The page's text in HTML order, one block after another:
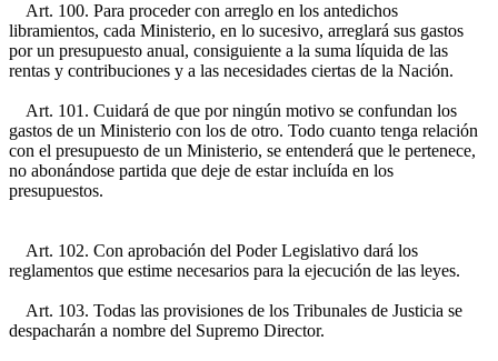
Art. 100. Para proceder con arreglo en los antedichos
libramientos, cada Ministerio, en lo sucesivo, arreglará sus gastos
por un presupuesto anual, consiguiente a la suma líquida de las
rentas y contribuciones y a las necesidades ciertas de la Nación.
Art. 101. Cuidará de que por ningún motivo se confundan los
gastos de un Ministerio con los de otro. Todo cuanto tenga relación
con el presupuesto de un Ministerio, se entenderá que le pertenece,
no abonándose partida que deje de estar incluída en los
presupuestos.
Art. 102. Con aprobación del Poder Legislativo dará los
reglamentos que estime necesarios para la ejecución de las leyes.
Art. 103. Todas las provisiones de los Tribunales de Justicia se
despacharán a nombre del Supremo Director.